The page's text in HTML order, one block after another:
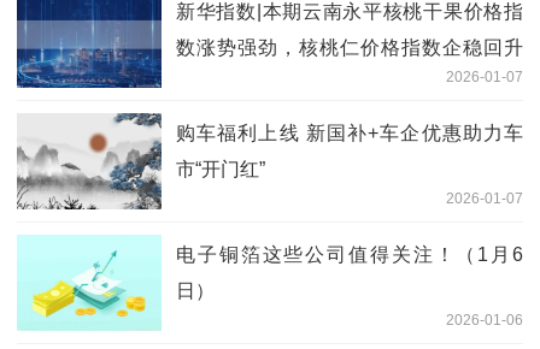
新华指数|本期云南永平核桃干果价格指
数涨势强劲，核桃仁价格指数企稳回升
2026-01-07
购车福利上线 新国补+车企优惠助力车
市“开门红”
2026-01-07
电子铜箔这些公司值得关注！（1月6
日）
2026-01-06